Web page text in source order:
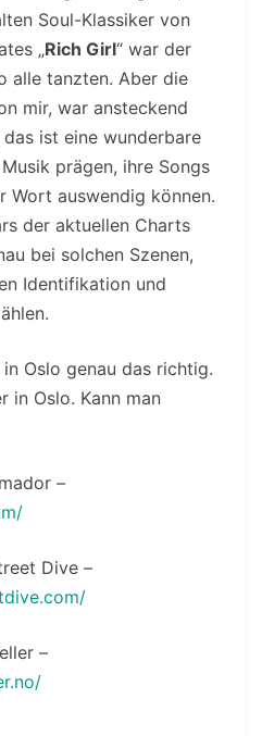
Soul-Klassiker von
„Rich Girl“ war der
alle tanzten. Aber die
mir, war ansteckend
ist eine wunderbare
prägen, ihre Songs
Wort auswendig können.
der aktuellen Charts
bei solchen Szenen,
Identifikation und
Oslo genau das richtig.
in Oslo. Kann man
–
Dive –
–